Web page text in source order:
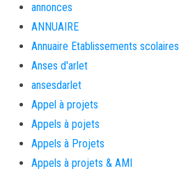
annonces
ANNUAIRE
Annuaire Etablissements scolaires
Anses d'arlet
ansesdarlet
Appel à projets
Appels à pojets
Appels à Projets
Appels à projets & AMI